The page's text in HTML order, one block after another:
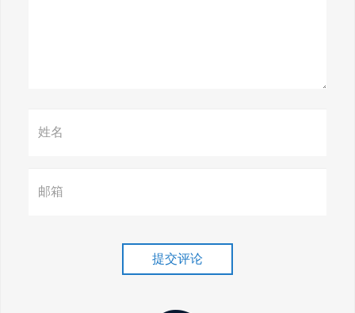
巧介绍！
提交评论